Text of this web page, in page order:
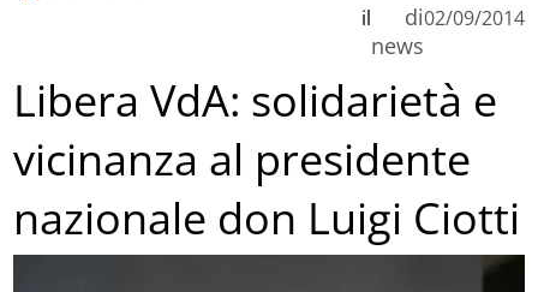
di
news
il 02/09/2014
Libera VdA: solidarietà e
vicinanza al presidente
nazionale don Luigi Ciotti